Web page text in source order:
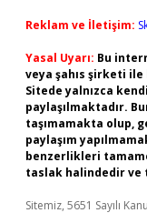
Reklam ve İletişim:
Yasal Uyarı: Bu
veya şahıs şirketi
Sitede yalnızca
paylaşılmaktadır.
taşımamakta olup,
paylaşım
benzerlikleri
taslak halindedir ve
Sitemiz, 5651 Sayılı